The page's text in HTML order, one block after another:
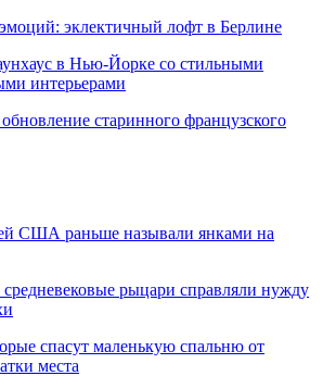
эклектичный лофт в Берлине
в Нью-Йорке со стильными
интерьерами
старинного французского
США раньше называли янками на
рыцари справляли нужду
спасут маленькую спальню от
места